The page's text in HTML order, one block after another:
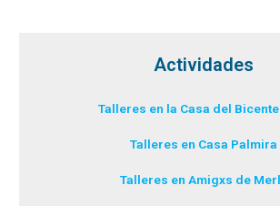
Actividades
Talleres en la Casa del
Talleres en Casa Palmira
Talleres en Amigxs de